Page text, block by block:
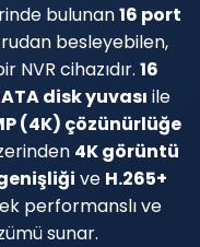
bulunan16 port
besleyebilen,
cihazıdır. 16
disk yuvası ile
(4K) çözünürlüğe
4K görüntü
ve H.265+
performanslı ve
sunar.